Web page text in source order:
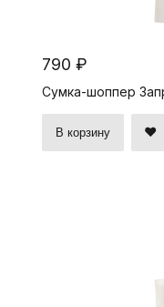
790 ₽
Сумка-шоппер
В корзину